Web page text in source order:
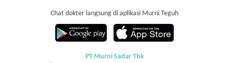
Chat dokter langsung di aplikasi Murni Teguh
PT Murni Sadar Tbk